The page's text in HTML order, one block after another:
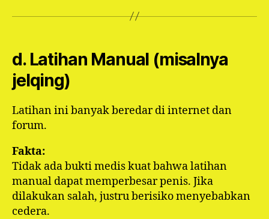
d. Latihan Manual (misalnya
jelqing)
Latihan ini banyak beredar di internet dan
forum.
Fakta:
Tidak ada bukti medis kuat bahwa latihan
manual dapat memperbesar penis. Jika
dilakukan salah, justru berisiko menyebabkan
cedera.